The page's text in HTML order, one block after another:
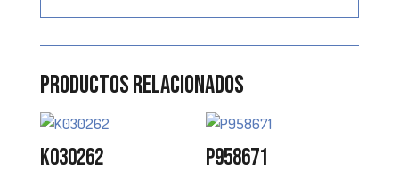
Productos relacionados
K030262 P958671